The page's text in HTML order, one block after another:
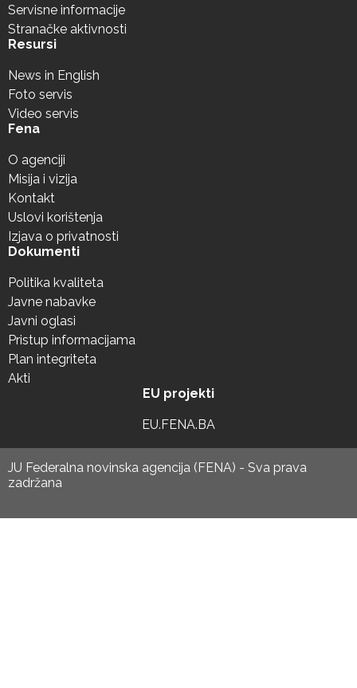
Servisne informacije
Stranačke aktivnosti
Resursi
News in English
Foto servis
Video servis
Fena
O agenciji
Misija i vizija
Kontakt
Uslovi korištenja
Izjava o privatnosti
Dokumenti
Politika kvaliteta
Javne nabavke
Javni oglasi
Pristup informacijama
Plan integriteta
Akti
EU projekti
EU.FENA.BA
JU Federalna novinska agencija (FENA) - Sva prava
zadržana